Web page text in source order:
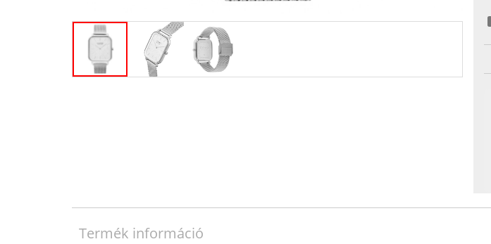
Termék információ